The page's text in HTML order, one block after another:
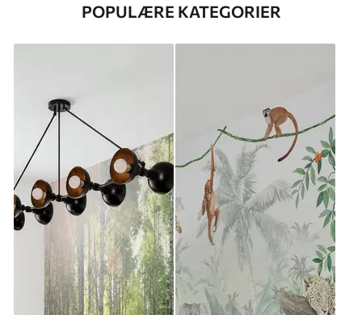
POPULÆRE KATEGORIER